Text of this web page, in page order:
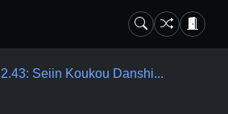
2.43: Seiin Koukou Danshi...